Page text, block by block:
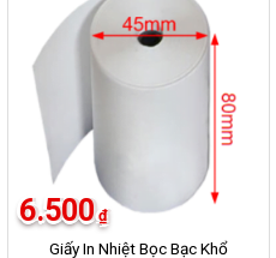
-17%
Giấy In Nhiệt Bọc Bạc Khổ
6.500 ₫